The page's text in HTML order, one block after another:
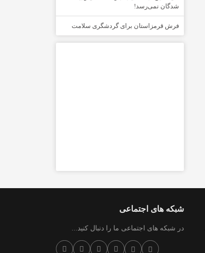
شدگان نمی‌رسد!
فرش قرمزاستان برای گردشگری سلامت
شبکه های اجتماعی
در شبکه های اجتماعی ما را دنبال کنید...